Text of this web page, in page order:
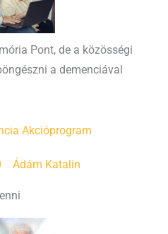
Pont, de a közösségi
a demenciával
Akcióprogram
Ádám Katalin